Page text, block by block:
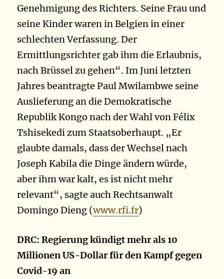
Genehmigung des Richters. Seine Frau und
seine Kinder waren in Belgien in einer
schlechten Verfassung. Der
Ermittlungsrichter gab ihm die Erlaubnis,
nach Brüssel zu gehen“. Im Juni letzten
Jahres beantragte Paul Mwilambwe seine
Auslieferung an die Demokratische
Republik Kongo nach der Wahl von Félix
Tshisekedi zum Staatsoberhaupt. „Er
glaubte damals, dass der Wechsel nach
Joseph Kabila die Dinge ändern würde,
aber ihm war kalt, es ist nicht mehr
relevant“, sagte auch Rechtsanwalt
Domingo Dieng (www.rfi.fr)
DRC: Regierung kündigt mehr als 10
Millionen US-Dollar für den Kampf gegen
Covid-19 an